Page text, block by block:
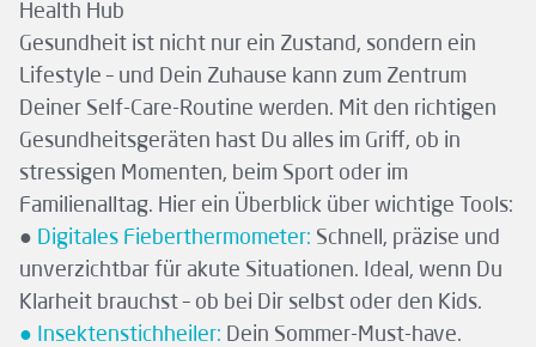
Health Hub
Gesundheit ist nicht nur ein Zustand, sondern ein
Lifestyle – und Dein Zuhause kann zum Zentrum
Deiner Self-Care-Routine werden. Mit den richtigen
Gesundheitsgeräten hast Du alles im Griff, ob in
stressigen Momenten, beim Sport oder im
Familienalltag. Hier ein Überblick über wichtige Tools:
● Digitales Fieberthermometer: Schnell, präzise und
unverzichtbar für akute Situationen. Ideal, wenn Du
Klarheit brauchst – ob bei Dir selbst oder den Kids.
● Insektenstichheiler: Dein Sommer-Must-have.